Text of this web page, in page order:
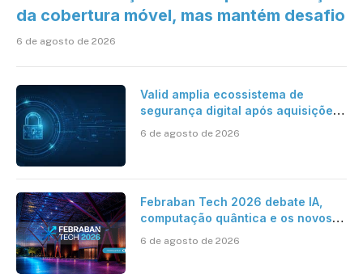
da cobertura móvel, mas mantém desafio
6 de agosto de 2026
Valid amplia ecossistema de
segurança digital após aquisições
6 de agosto de 2026
Febraban Tech 2026 debate IA,
computação quântica e os novos
6 de agosto de 2026